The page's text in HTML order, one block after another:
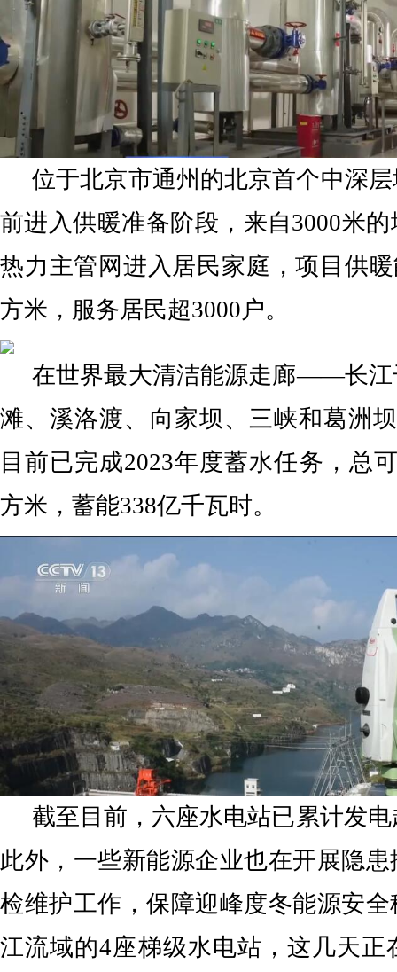
位于北京市通州的北京首个中深
前进入供暖准备阶段，来自3000米
热力主管网进入居民家庭，项目供
方米，服务居民超3000户。
在世界最大清洁能源走廊——长江
滩、溪洛渡、向家坝、三峡和葛洲
目前已完成2023年度蓄水任务，总
方米，蓄能338亿千瓦时。
截至目前，六座水电站已累计发
此外，一些新能源企业也在开展隐
检维护工作，保障迎峰度冬能源安
江流域的4座梯级水电站，这几天正